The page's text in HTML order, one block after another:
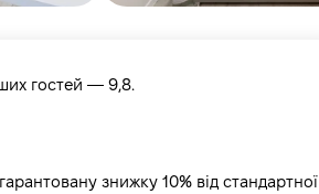
гостей — 9,8.
знижку 10% від стандартної